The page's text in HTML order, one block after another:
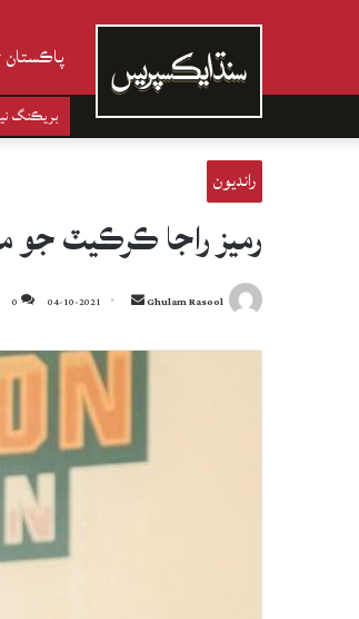
پاڪستان
بريڪنگ
رانديون
رميز راجا ڪرڪيٽ
Ghulam Rasool
Send
email
04-10-2021
0